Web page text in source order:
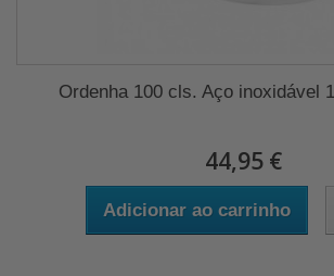
Ordenha 100 cls. Aço inoxidável
44,95 €
Adicionar ao carrinho